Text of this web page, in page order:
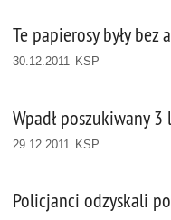
Te papierosy były bez
30.12.2011 KSP
Wpadł poszukiwany
29.12.2011 KSP
Policjanci odzyskali